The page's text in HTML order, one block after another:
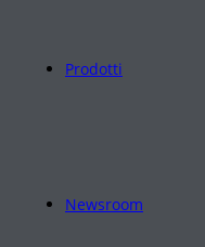
Prodotti
Newsroom